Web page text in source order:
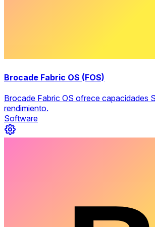
Brocade Fabric OS (FOS)
Brocade Fabric OS ofrece capacidades
rendimiento.
Software